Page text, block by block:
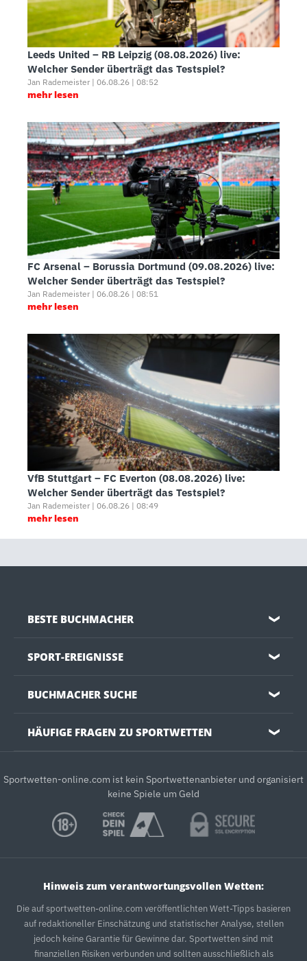
Leeds United – RB Leipzig (08.08.2026) live:
Welcher Sender überträgt das Testspiel?
Jan Rademeister | 06.08.26 | 08:52
mehr lesen
FC Arsenal – Borussia Dortmund (09.08.2026) live:
Welcher Sender überträgt das Testspiel?
Jan Rademeister | 06.08.26 | 08:51
mehr lesen
VfB Stuttgart – FC Everton (08.08.2026) live:
Welcher Sender überträgt das Testspiel?
Jan Rademeister | 06.08.26 | 08:49
mehr lesen
BESTE BUCHMACHER ❯
SPORT-EREIGNISSE ❯
BUCHMACHER SUCHE ❯
HÄUFIGE FRAGEN ZU SPORTWETTEN ❯
Sportwetten-online.com ist kein Sportwettenanbieter und organisiert
keine Spiele um Geld
Hinweis zum verantwortungsvollen Wetten:
Die auf sportwetten-online.com veröffentlichten Wett-Tipps basieren
auf redaktioneller Einschätzung und statistischer Analyse, stellen
jedoch keine Garantie für Gewinne dar. Sportwetten sind mit
finanziellen Risiken verbunden und sollten ausschließlich als